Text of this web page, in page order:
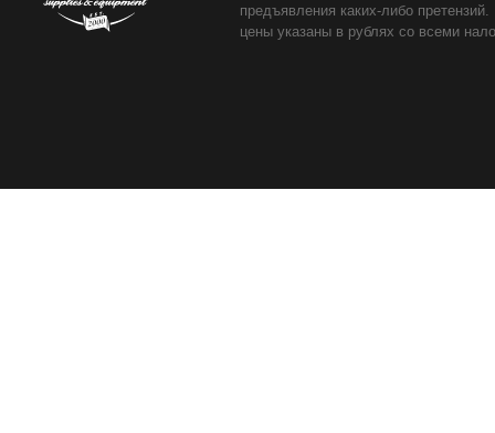
предъявления каких-либо
цены указаны в рублях со всеми